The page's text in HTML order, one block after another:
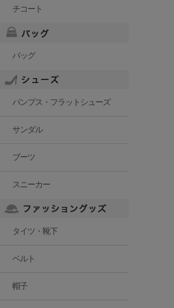
チコート
バッグ
パンプス・フラットシューズ
サンダル
ブーツ
スニーカー
タイツ・靴下
ベルト
帽子